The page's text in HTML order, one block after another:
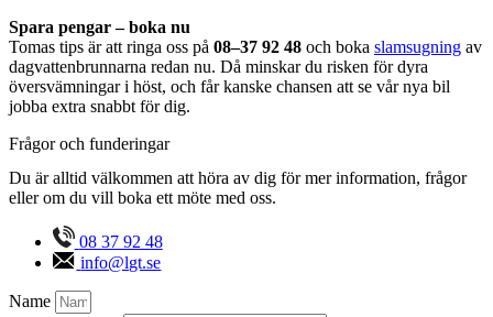
Spara pengar – boka nu
Tomas tips är att ringa oss på 08–37 92 48 och boka slamsugning av
dagvattenbrunnarna redan nu. Då minskar du risken för dyra
översvämningar i höst, och får kanske chansen att se vår nya bil
jobba extra snabbt för dig.
Frågor och funderingar
Du är alltid välkommen att höra av dig för mer information, frågor
eller om du vill boka ett möte med oss.
08 37 92 48
info@lgt.se
Name